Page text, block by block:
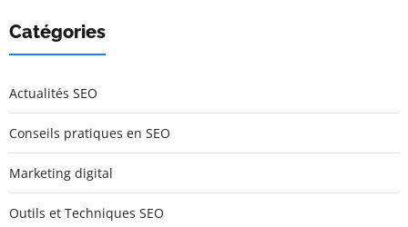
Catégories
Actualités SEO
Conseils pratiques en SEO
Marketing digital
Outils et Techniques SEO